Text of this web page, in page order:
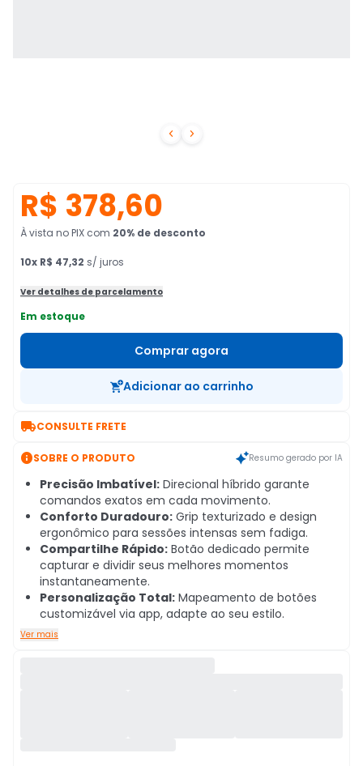
 
R$ 378,60
À vista no PIX com 20% de desconto
10x R$ 47,32 s/ juros
Ver detalhes de parcelamento
Em estoque
Comprar agora
Adicionar ao carrinho
CONSULTE FRETE
SOBRE O PRODUTO Resumo gerado por IA
Precisão Imbatível: Direcional híbrido garante
comandos exatos em cada movimento.
Conforto Duradouro: Grip texturizado e design
ergonômico para sessões intensas sem fadiga.
Compartilhe Rápido: Botão dedicado permite
capturar e dividir seus melhores momentos
instantaneamente.
Personalização Total: Mapeamento de botões
customizável via app, adapte ao seu estilo.
Ver mais